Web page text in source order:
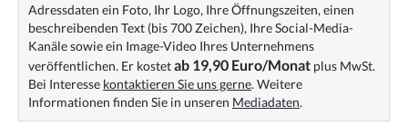
Adressdaten ein Foto, Ihr Logo, Ihre Öffnungszeiten, einen
beschreibenden Text (bis 700 Zeichen), Ihre Social-Media-
Kanäle sowie ein Image-Video Ihres Unternehmens
veröffentlichen. Er kostetab 19,90 Euro/Monat plus MwSt.
Bei Interesse kontaktieren Sie uns gerne. Weitere
Informationen finden Sie in unseren Mediadaten.